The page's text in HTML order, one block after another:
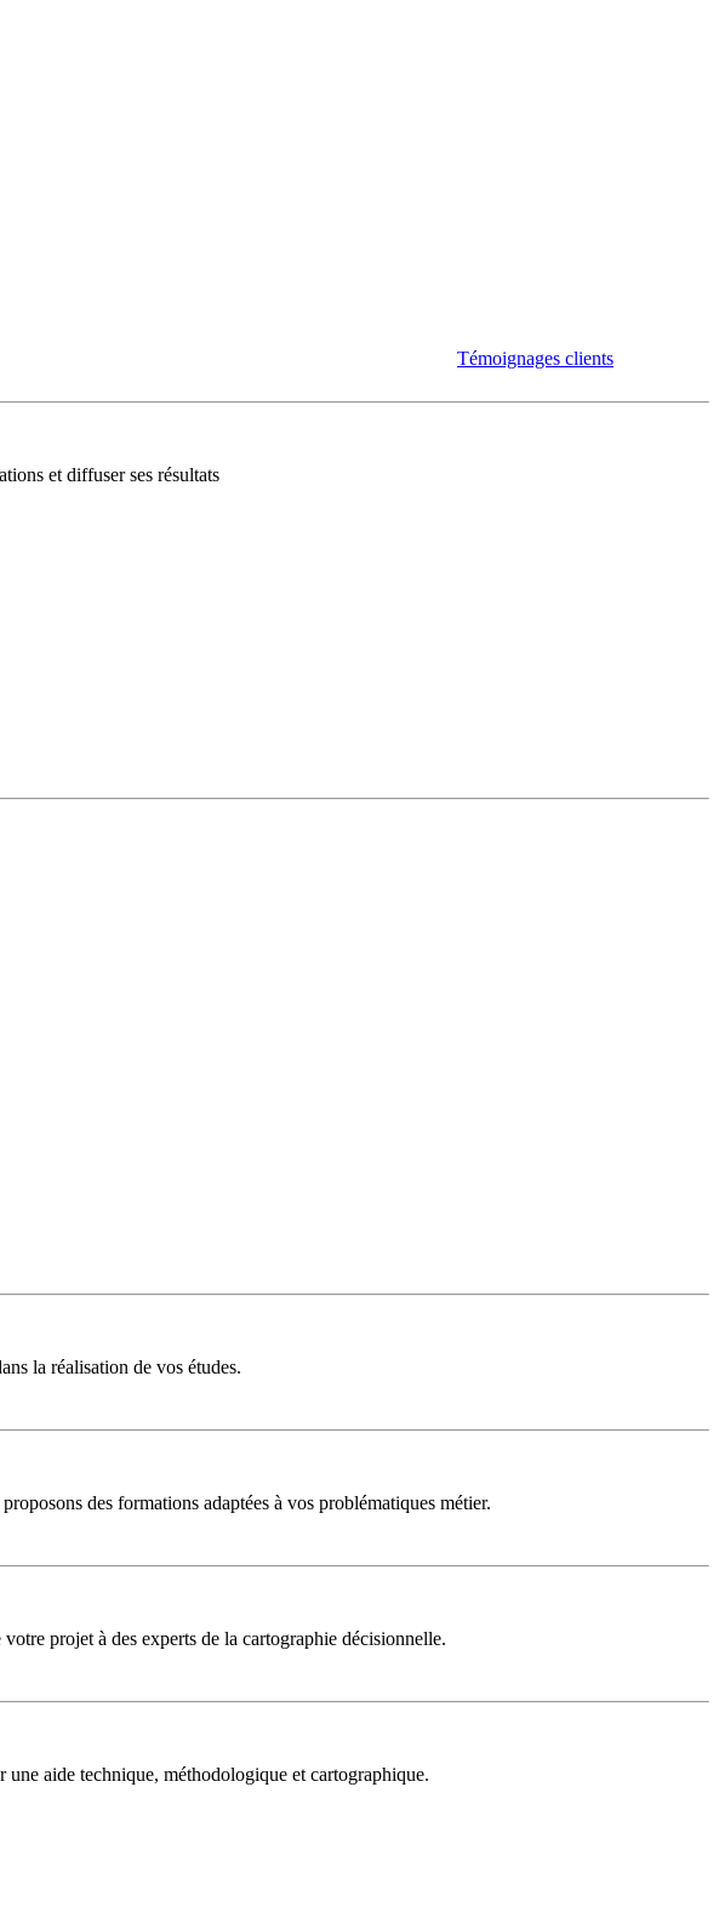
Témoignages clients
et diffuser ses résultats
la réalisation de vos études.
des formations adaptées à vos problématiques métier.
projet à des experts de la cartographie décisionnelle.
aide technique, méthodologique et cartographique.